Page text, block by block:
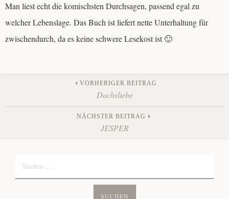
Man liest echt die komischsten Durchsagen, passend egal zu
welcher Lebenslage. Das Buch ist liefert nette Unterhaltung für
zwischendurch, da es keine schwere Lesekost ist 🙂
Beitrags-
Navigation
VORHERIGER BEITRAG
Dachsliebe
NÄCHSTER BEITRAG
JESPER